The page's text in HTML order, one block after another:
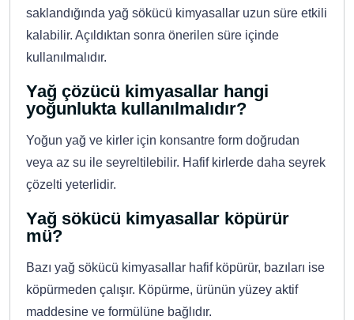
saklandığında yağ sökücü kimyasallar uzun süre etkili
kalabilir. Açıldıktan sonra önerilen süre içinde
kullanılmalıdır.
Yağ çözücü kimyasallar hangi
yoğunlukta kullanılmalıdır?
Yoğun yağ ve kirler için konsantre form doğrudan
veya az su ile seyreltilebilir. Hafif kirlerde daha seyrek
çözelti yeterlidir.
Yağ sökücü kimyasallar köpürür
mü?
Bazı yağ sökücü kimyasallar hafif köpürür, bazıları ise
köpürmeden çalışır. Köpürme, ürünün yüzey aktif
maddesine ve formülüne bağlıdır.